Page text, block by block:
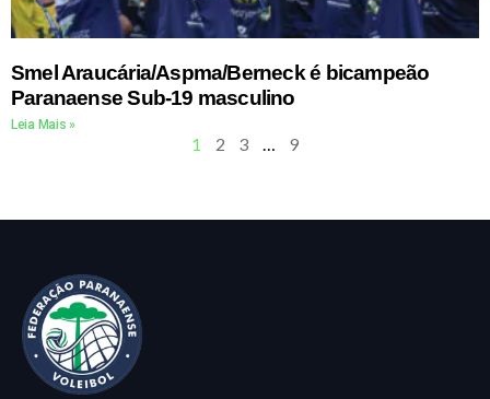
Smel Araucária/Aspma/Berneck é bicampeão
Paranaense Sub-19 masculino
Leia Mais »
1 2 3 9